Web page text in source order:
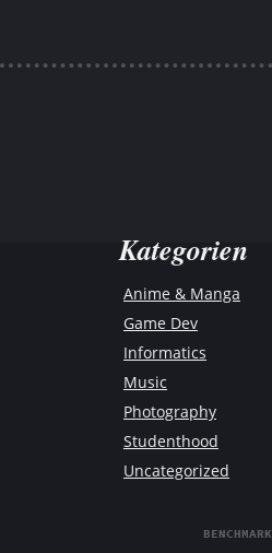
Kategorien
Anime & Manga
Game Dev
Informatics
Music
Photography
Studenthood
Uncategorized
BENCHMARK